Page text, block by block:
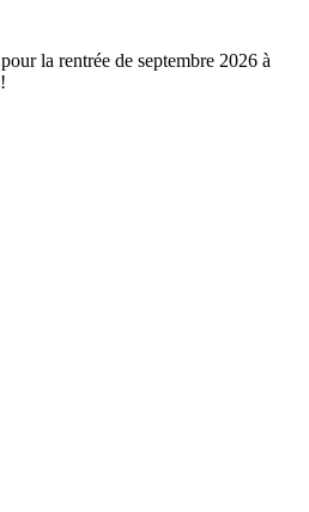
la rentrée de septembre 2026 à